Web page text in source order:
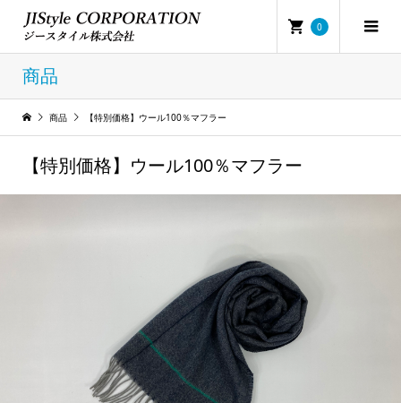
0
商品
商品 【特別価格】ウール100％マフラー
【特別価格】ウール100％マフラー